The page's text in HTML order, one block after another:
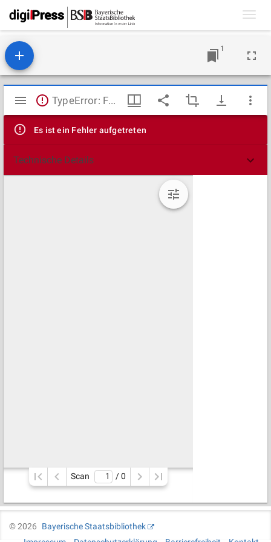
1
Mirador
Viewer
TypeError: Failed to fetch
Es ist ein Fehler aufgetreten
Technische Details
Scan / 0
©2026
Bayerische Staatsbibliothek